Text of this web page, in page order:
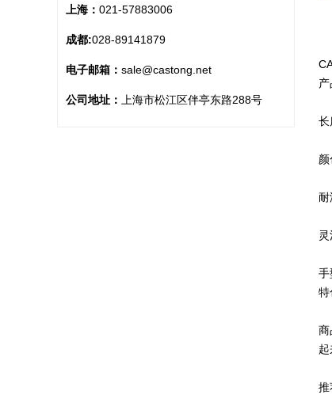
长
耐
手
特
商
起
推
上海： 021-57883006
成都:028-89141879
电子邮箱： sale@castong.net
公司地址： 上海市松江区伴亭东路288号